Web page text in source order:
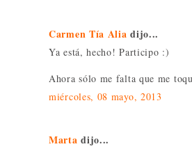
Carmen Tía Alia dijo...
Ya está, hecho! Participo :)
Ahora sólo me falta que me
miércoles, 08 mayo, 2013
Marta dijo...